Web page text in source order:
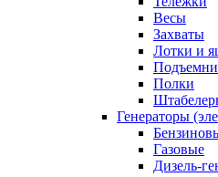
Весы
Захваты
Лотки и
Полки
Генераторы
Газовые
Дизель-